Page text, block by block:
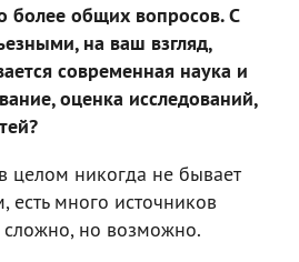
более общих вопросов. С
на ваш взгляд,
современная наука и
оценка исследований,
никогда не бывает
есть много источников
сложно, но возможно.